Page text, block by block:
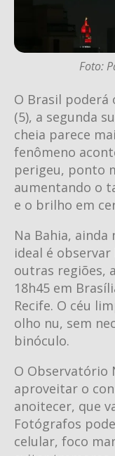
Foto:
O Brasil
(5), a segunda
cheia parece
fenômeno
perigeu, ponto
aumentando o
e o brilho em
Na Bahia,
ideal é observar
outras regiões,
18h45 em
Recife. O céu
olho nu, sem
binóculo.
O Observatório
aproveitar o
anoitecer, que
Fotógrafos
celular, foco